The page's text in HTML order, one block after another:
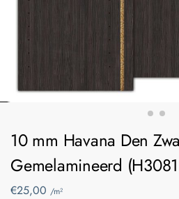
10 mm Havana Den
Gemelamineerd
€25,00 /m²